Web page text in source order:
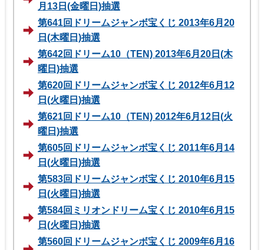
月13日(金曜日)抽選
第641回ドリームジャンボ宝くじ 2013年6月20
日(木曜日)抽選
第642回ドリーム10（TEN) 2013年6月20日(木
曜日)抽選
第620回ドリームジャンボ宝くじ 2012年6月12
日(火曜日)抽選
第621回ドリーム10（TEN) 2012年6月12日(火
曜日)抽選
第605回ドリームジャンボ宝くじ 2011年6月14
日(火曜日)抽選
第583回ドリームジャンボ宝くじ 2010年6月15
日(火曜日)抽選
第584回ミリオンドリーム宝くじ 2010年6月15
日(火曜日)抽選
第560回ドリームジャンボ宝くじ 2009年6月16